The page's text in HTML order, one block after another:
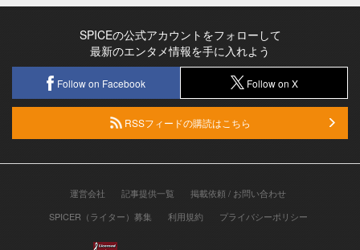
SPICEの公式アカウントをフォローして
最新のエンタメ情報を手に入れよう
Follow on Facebook Follow on X
RSSフィードの購読はこちら
運営会社 記事提供一覧
掲載依頼 / お問い合わせ
SPICER（ライター）募集
利用規約 プライバシーポリシー